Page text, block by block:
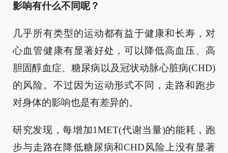
影响有什么不同呢？
几乎所有类型的运动都有益于健康和长寿，对
心血管健康有显著好处，可以降低高血压、高
胆固醇血症、糖尿病以及冠状动脉心脏病(CHD)
的风险。不过因为运动形式不同，走路和跑步
对身体的影响也是有差异的。
研究发现，每增加1MET(代谢当量)的能耗，跑
步与走路在降低糖尿病和CHD风险上没有显著